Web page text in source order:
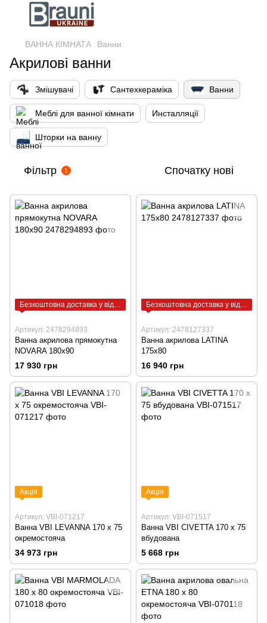
ВАННА КІМНАТА Ванни
Акрилові ванни
Змішувачі Сантехкераміка Ванни
Меблі для ванної кімнати Инсталляції
Шторки на ванну
Фільтр 1 Спочатку нові
Безкоштовна доставка у відділення
Артикул: 2478294893
Ванна акрилова прямокутна
NOVARA 180х90
17 930 грн
Безкоштовна доставка у відділення
Артикул: 2478127337
Ванна акрилова LATINA
175х80
16 940 грн
Акція
Артикул: VBI-071217
Ванна VBI LEVANNA 170 x 75
окремостояча
34 973 грн
Акція
Артикул: VBI-071517
Ванна VBI CIVETTA 170 x 75
вбудована
5 668 грн